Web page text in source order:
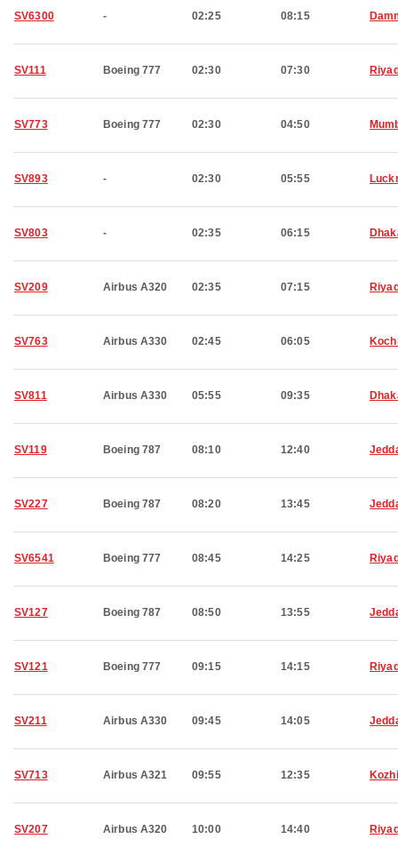
SV6300 - 02:25 08:15
SV111 Boeing 777 02:30 07:30
SV773 Boeing 777 02:30 04:50
SV893 - 02:30 05:55
SV803 - 02:35 06:15
SV209 Airbus A320 02:35 07:15
SV763 Airbus A330 02:45 06:05
SV811 Airbus A330 05:55 09:35
SV119 Boeing 787 08:10 12:40
SV227 Boeing 787 08:20 13:45
SV6541 Boeing 777 08:45 14:25
SV127 Boeing 787 08:50 13:55
SV121 Boeing 777 09:15 14:15
SV211 Airbus A330 09:45 14:05
SV713 Airbus A321 09:55 12:35
SV207 Airbus A320 10:00 14:40